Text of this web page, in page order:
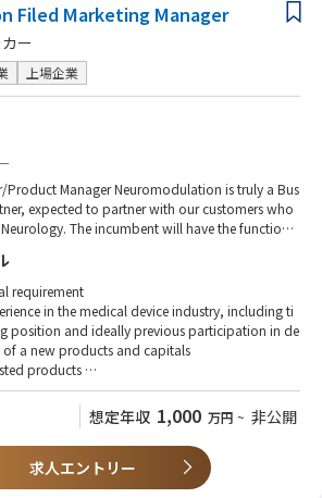
客満足度を保証する。
れるスペアパーツ販売に対し、発注処理を行う。
集を確実に行う。
バックデータの収集を管理する。
、顧客SLAに沿った迅速な問題解決を実現するた
にサポートする。
正確性を維持する。
、社内ポリシー・プロセス・新製品の最新情報
べての研修コースを迅速に修了する。
（FTFR）
間
務効率改善への貢献
いた/いる方
Filed Marketing Manager
ー
上場企業
Product Manager Neuromodulation is truly a Bus
expected to partner with our customers who
The incumbent will have the functional
the vision, business and marketing strateg
￣￣￣
to define vision for the franchise's portfolio an
5 years strategy;
launches so as to maximize return on investm
to leverage internal resources t
growth targets, as well as start-ups, integratin
R&D, health economics/reimbursement, Regulat
sales & marketing to ensure industrial and com
requirement
in the medical device industry, including ti
position and ideally previous participation in de
a new products and capitals
products
of Neuromodulation preferable
(product development, product launch, K
analyze and assess technical, clinical and scientifi
functional players (RA, Clinical, etc.);
想定年収 1,000 万円 ~ 非公開
求人エントリー